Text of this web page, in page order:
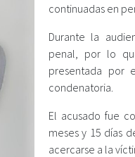
continuadas en
Durante la
penal, por lo
presentada por
condenatoria.
El acusado fue
meses y 15 días
acercarse a la